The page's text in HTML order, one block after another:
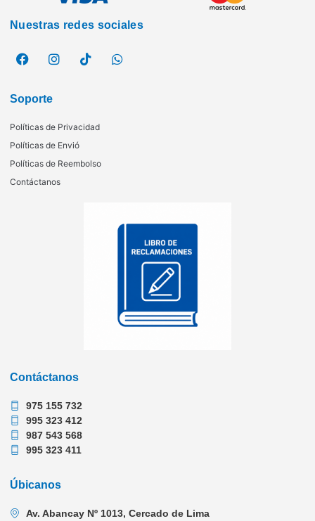
Nuestras redes sociales
Soporte
Políticas de Privacidad
Políticas de Envió
Políticas de Reembolso
Contáctanos
Contáctanos
975 155 732
995 323 412
987 543 568
995 323 411
Úbicanos
Av. Abancay Nº 1013, Cercado de Lima